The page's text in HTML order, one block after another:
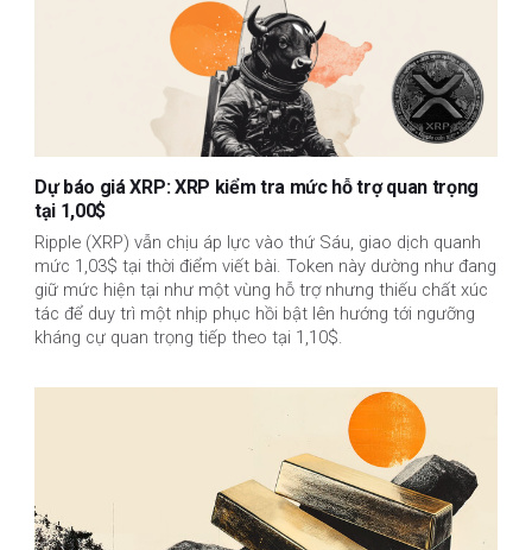
Dự báo giá XRP: XRP kiểm tra mức hỗ trợ quan trọng
tại 1,00$
Ripple (XRP) vẫn chịu áp lực vào thứ Sáu, giao dịch quanh
mức 1,03$ tại thời điểm viết bài. Token này dường như đang
giữ mức hiện tại như một vùng hỗ trợ nhưng thiếu chất xúc
tác để duy trì một nhịp phục hồi bật lên hướng tới ngưỡng
kháng cự quan trọng tiếp theo tại 1,10$.